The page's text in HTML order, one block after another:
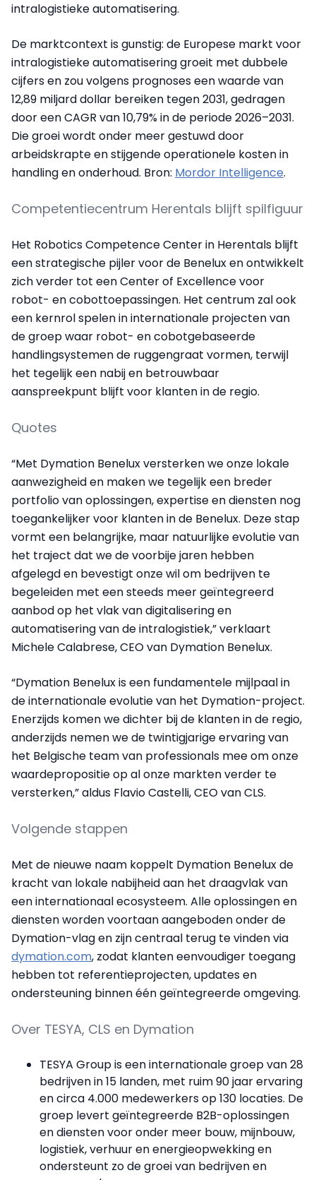
intralogistieke automatisering.
De marktcontext is gunstig: de Europese markt voor
intralogistieke automatisering groeit met dubbele
cijfers en zou volgens prognoses een waarde van
12,89 miljard dollar bereiken tegen 2031, gedragen
door een CAGR van 10,79% in de periode 2026–2031.
Die groei wordt onder meer gestuwd door
arbeidskrapte en stijgende operationele kosten in
handling en onderhoud. Bron: Mordor Intelligence.
Competentiecentrum Herentals blijft spilfiguur
Het Robotics Competence Center in Herentals blijft
een strategische pijler voor de Benelux en ontwikkelt
zich verder tot een Center of Excellence voor
robot- en cobottoepassingen. Het centrum zal ook
een kernrol spelen in internationale projecten van
de groep waar robot- en cobotgebaseerde
handlingsystemen de ruggengraat vormen, terwijl
het tegelijk een nabij en betrouwbaar
aanspreekpunt blijft voor klanten in de regio.
Quotes
“Met Dymation Benelux versterken we onze lokale
aanwezigheid en maken we tegelijk een breder
portfolio van oplossingen, expertise en diensten nog
toegankelijker voor klanten in de Benelux. Deze stap
vormt een belangrijke, maar natuurlijke evolutie van
het traject dat we de voorbije jaren hebben
afgelegd en bevestigt onze wil om bedrijven te
begeleiden met een steeds meer geïntegreerd
aanbod op het vlak van digitalisering en
automatisering van de intralogistiek,” verklaart
Michele Calabrese, CEO van Dymation Benelux.
“Dymation Benelux is een fundamentele mijlpaal in
de internationale evolutie van het Dymation-project.
Enerzijds komen we dichter bij de klanten in de regio,
anderzijds nemen we de twintigjarige ervaring van
het Belgische team van professionals mee om onze
waardepropositie op al onze markten verder te
versterken,” aldus Flavio Castelli, CEO van CLS.
Volgende stappen
Met de nieuwe naam koppelt Dymation Benelux de
kracht van lokale nabijheid aan het draagvlak van
een internationaal ecosysteem. Alle oplossingen en
diensten worden voortaan aangeboden onder de
Dymation-vlag en zijn centraal terug te vinden via
dymation.com, zodat klanten eenvoudiger toegang
hebben tot referentieprojecten, updates en
ondersteuning binnen één geïntegreerde omgeving.
Over TESYA, CLS en Dymation
TESYA Group is een internationale groep van 28
bedrijven in 15 landen, met ruim 90 jaar ervaring
en circa 4.000 medewerkers op 130 locaties. De
groep levert geïntegreerde B2B-oplossingen
en diensten voor onder meer bouw, mijnbouw,
logistiek, verhuur en energieopwekking en
ondersteunt zo de groei van bedrijven en